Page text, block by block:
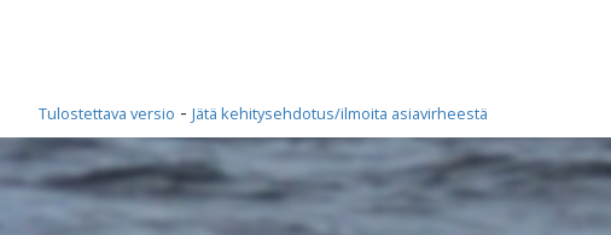
Tulostettava versio - Jätä kehitysehdotus/ilmoita asiavirheestä